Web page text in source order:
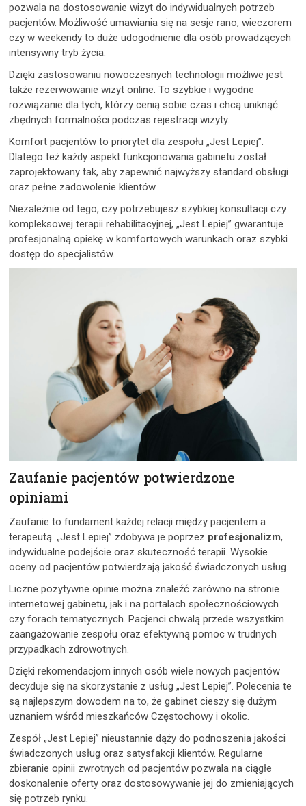
pozwala na dostosowanie wizyt do indywidualnych potrzeb
pacjentów. Możliwość umawiania się na sesje rano, wieczorem
czy w weekendy to duże udogodnienie dla osób prowadzących
intensywny tryb życia.
Dzięki zastosowaniu nowoczesnych technologii możliwe jest
także rezerwowanie wizyt online. To szybkie i wygodne
rozwiązanie dla tych, którzy cenią sobie czas i chcą uniknąć
zbędnych formalności podczas rejestracji wizyty.
Komfort pacjentów to priorytet dla zespołu „Jest Lepiej”.
Dlatego też każdy aspekt funkcjonowania gabinetu został
zaprojektowany tak, aby zapewnić najwyższy standard obsługi
oraz pełne zadowolenie klientów.
Niezależnie od tego, czy potrzebujesz szybkiej konsultacji czy
kompleksowej terapii rehabilitacyjnej, „Jest Lepiej” gwarantuje
profesjonalną opiekę w komfortowych warunkach oraz szybki
dostęp do specjalistów.
Zaufanie pacjentów potwierdzone
opiniami
Zaufanie to fundament każdej relacji między pacjentem a
terapeutą. „Jest Lepiej” zdobywa je poprzez profesjonalizm,
indywidualne podejście oraz skuteczność terapii. Wysokie
oceny od pacjentów potwierdzają jakość świadczonych usług.
Liczne pozytywne opinie można znaleźć zarówno na stronie
internetowej gabinetu, jak i na portalach społecznościowych
czy forach tematycznych. Pacjenci chwalą przede wszystkim
zaangażowanie zespołu oraz efektywną pomoc w trudnych
przypadkach zdrowotnych.
Dzięki rekomendacjom innych osób wiele nowych pacjentów
decyduje się na skorzystanie z usług „Jest Lepiej”. Polecenia te
są najlepszym dowodem na to, że gabinet cieszy się dużym
uznaniem wśród mieszkańców Częstochowy i okolic.
Zespół „Jest Lepiej” nieustannie dąży do podnoszenia jakości
świadczonych usług oraz satysfakcji klientów. Regularne
zbieranie opinii zwrotnych od pacjentów pozwala na ciągłe
doskonalenie oferty oraz dostosowywanie jej do zmieniających
się potrzeb rynku.